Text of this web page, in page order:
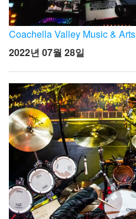
Coachella Valley Music &
2022년 07월 28일